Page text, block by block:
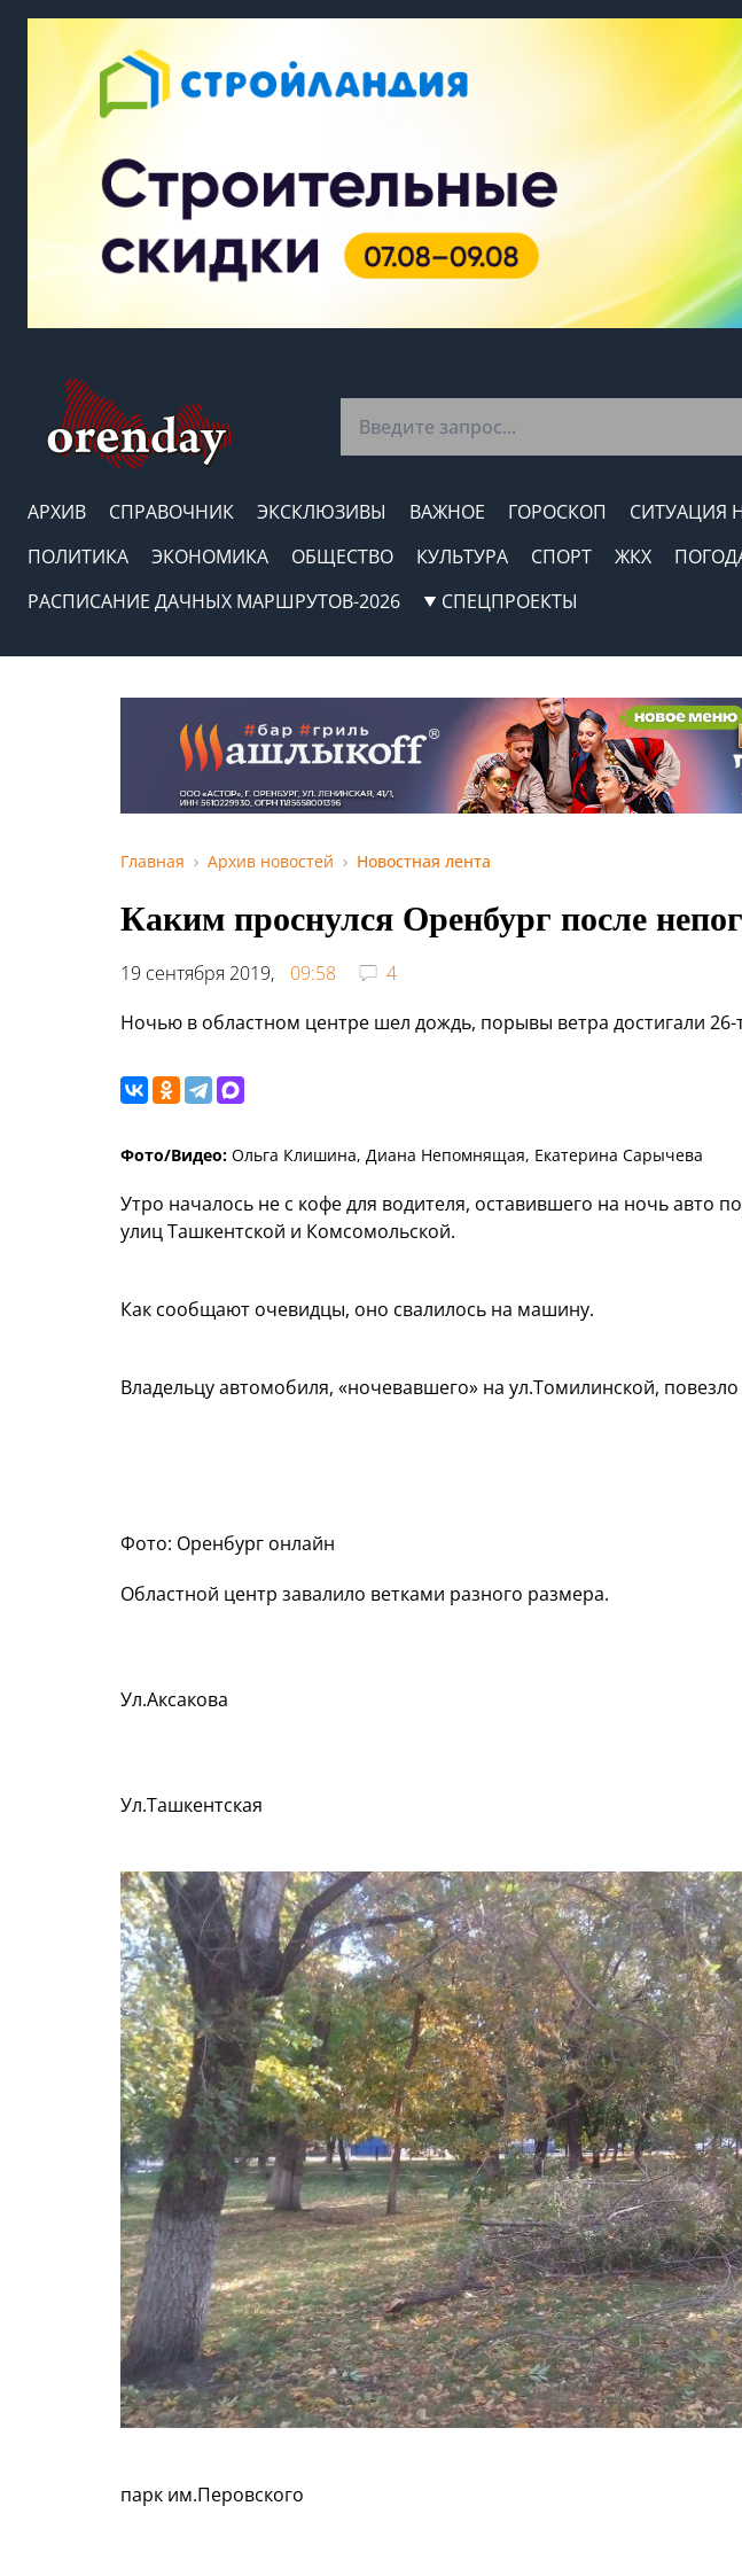
АРХИВ СПРАВОЧНИК ЭКСКЛЮЗИВЫ ВАЖНОЕ ГОРОСКОП СИТУАЦИЯ
ПОЛИТИКА
ЭКОНОМИКА ОБЩЕСТВО КУЛЬТУРА СПОРТ ЖКХ
РАСПИСАНИЕ ДАЧНЫХ МАРШРУТОВ-2026
СПЕЦПРОЕКТЫ
Главная Архив новостей Новостная лента
Каким проснулся Оренбург после
19 сентября 2019, 09:58
4
Ночью в областном центре шел дождь, порывы ветра достигали 26-
Фото/Видео: Ольга Клишина, Диана Непомнящая, Екатерина Сарычева
Утро началось не с кофе для водителя, оставившего на ночь авто
улиц Ташкентской и Комсомольской.
Как сообщают очевидцы, оно свалилось на машину.
Владельцу автомобиля, «ночевавшего» на ул.Томилинской,
Фото: Оренбург онлайн
Областной центр завалило ветками разного размера.
Ул.Аксакова
Ул.Ташкентская
парк им.Перовского